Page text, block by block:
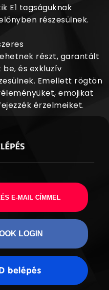
E1 tagságuknak
részesülnek.
részt, garantált
és exkluzív
Emellett rögtön
emojikat
érzelmeiket.
E-MAIL CÍMMEL
LOGIN